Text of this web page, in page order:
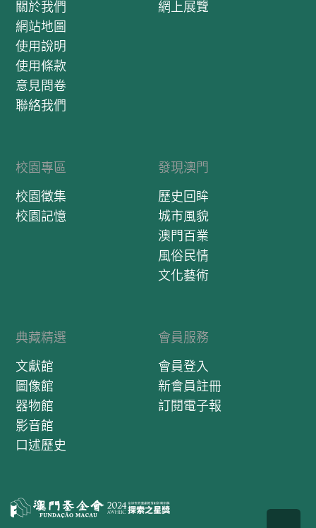
關於我們
網站地圖
使用說明
使用條款
意見問卷
聯絡我們
網上展覽
校園專區
校園徵集
校園記憶
發現澳門
歷史回眸
城市風貌
澳門百業
風俗民情
文化藝術
典藏精選
文獻館
圖像館
器物館
影音館
口述歷史
會員服務
會員登入
新會員註冊
訂閱電子報